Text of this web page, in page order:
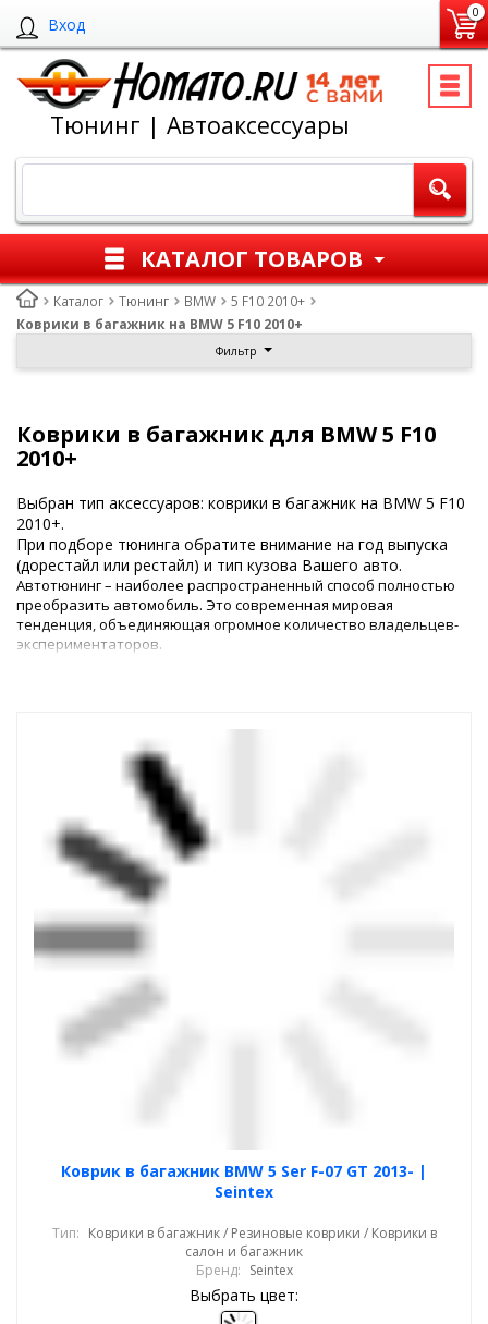
Вход
0
Тюнинг | Автоаксессуары
КАТАЛОГ ТОВАРОВ
Каталог Тюнинг BMW
5 F10 2010+
Коврики в багажник на BMW 5 F10 2010+
Фильтр
Коврики в багажник для BMW 5 F10
2010+
Выбран тип аксессуаров: коврики в багажник на BMW 5 F10
2010+.
При подборе тюнинга обратите внимание на год выпуска
(дорестайл или рестайл) и тип кузова Вашего авто.
Автотюнинг – наиболее распространенный способ полностью
преобразить автомобиль. Это современная мировая
тенденция, объединяющая огромное количество владельцев-
экспериментаторов.
Перевоплощения салона и кузова автомобиля зависят от
личных предпочтений и возможностей автовладельца. Чтобы
изменить интерьер, можно установить спортивный руль или
декорировать отдельные элементы приборной панели. Для
модернизации экстерьера можно использовать: наклейки на
кузов, новые колесные диски, дефлекторы на окна, дневные
ходовые огни и т. д.
Коврик в багажник BMW 5 Ser F-07 GT 2013- |
Seintex
Тип: Коврики в багажник / Резиновые коврики / Коврики в
салон и багажник
Бренд: Seintex
Выбрать цвет: